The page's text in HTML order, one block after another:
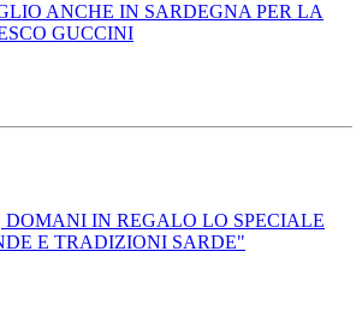
ANCHE IN SARDEGNA PER LA
GUCCINI
IN REGALO LO SPECIALE
E TRADIZIONI SARDE"